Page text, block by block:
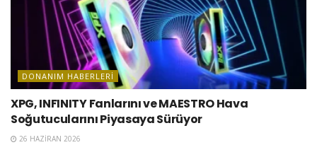
DONANIM HABERLERI
XPG, INFINITY Fanlarını ve MAESTRO Hava
Soğutucularını Piyasaya Sürüyor
26 HAZIRAN 2026